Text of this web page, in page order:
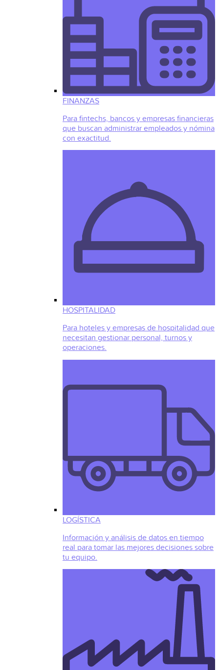
FINANZAS
Para fintechs, bancos y empresas financieras
que buscan administrar empleados y nómina
con exactitud.
HOSPITALIDAD
Para hoteles y empresas de hospitalidad que
necesitan gestionar personal, turnos y
operaciones.
LOGÍSTICA
Información y análisis de datos en tiempo
real para tomar las mejores decisiones sobre
tu equipo.